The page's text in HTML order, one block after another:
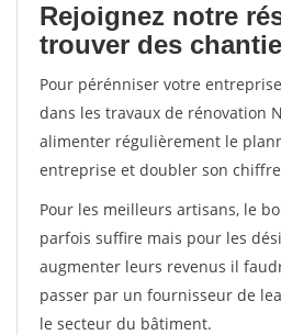
Rejoignez notre
trouver des
Pour pérénniser votre
dans les travaux de rénovation
alimenter régulièrement le
entreprise et doubler son
Pour les meilleurs artisans, le
parfois suffire mais pour les
augmenter leurs revenus il
passer par un fournisseur de
le secteur du bâtiment.